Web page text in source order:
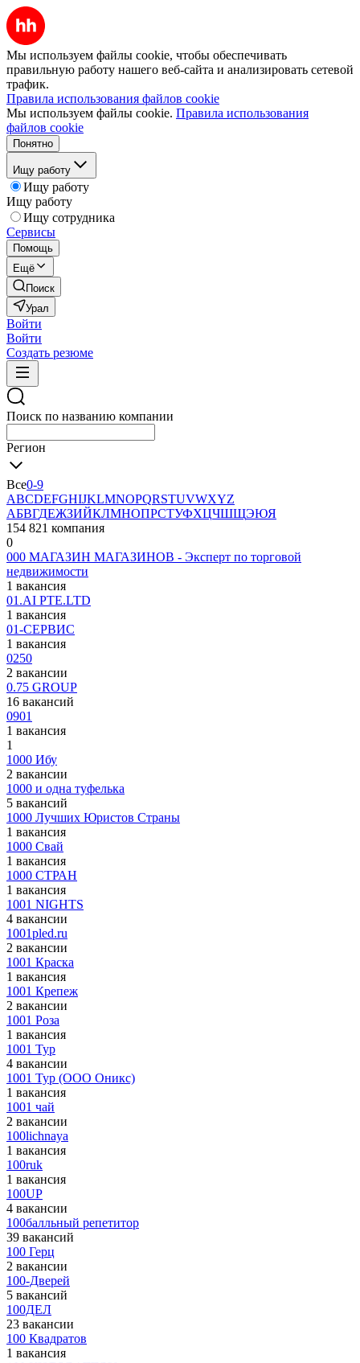
Мы используем файлы cookie, чтобы обеспечивать
правильную работу нашего веб-сайта и анализировать сетевой
трафик.
Правила использования файлов cookie
Мы используем файлы cookie. Правила использования
файлов cookie
Понятно
Ищу работу
Ищу работу
Ищу работу
Ищу сотрудника
Сервисы
Помощь
Ещё
Поиск
Урал
Войти
Войти
Создать резюме
Поиск по названию компании
Регион
Все0-9
ABCDEFGHIJKLMNOPQRSTUVWXYZ
АБВГДЕЖЗИЙКЛМНОПРСТУФХЦЧШЩЭЮЯ
154 821 компания
0
000 МАГАЗИН МАГАЗИНОВ - Эксперт по торговой
недвижимости
1 вакансия
01.AI PTE.LTD
1 вакансия
01-СЕРВИС
1 вакансия
0250
2 вакансии
0.75 GROUP
16 вакансий
0901
1 вакансия
1
1000 Ибу
2 вакансии
1000 и одна туфелька
5 вакансий
1000 Лучших Юристов Страны
1 вакансия
1000 Свай
1 вакансия
1000 СТРАН
1 вакансия
1001 NIGHTS
4 вакансии
1001pled.ru
2 вакансии
1001 Краска
1 вакансия
1001 Крепеж
2 вакансии
1001 Роза
1 вакансия
1001 Тур
4 вакансии
1001 Тур (ООО Оникс)
1 вакансия
1001 чай
2 вакансии
100lichnaya
1 вакансия
100ruk
1 вакансия
100UP
4 вакансии
100балльный репетитор
39 вакансий
100 Герц
2 вакансии
100-Дверей
5 вакансий
100ДЕЛ
23 вакансии
100 Квадратов
1 вакансия